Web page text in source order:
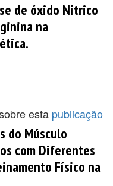
de óxido Nítrico
na
esta publicação
do Músculo
com Diferentes
Físico na